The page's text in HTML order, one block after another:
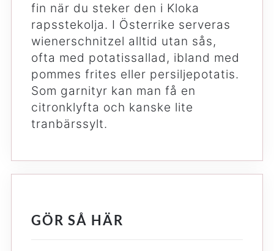
fin när du steker den i Kloka
rapsstekolja. I Österrike serveras
wienerschnitzel alltid utan sås,
ofta med potatissallad, ibland med
pommes frites eller persiljepotatis.
Som garnityr kan man få en
citronklyfta och kanske lite
tranbärssylt.
GÖR SÅ HÄR